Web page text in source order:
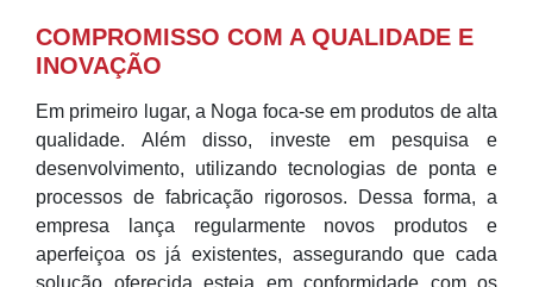
COMPROMISSO COM A QUALIDADE E
INOVAÇÃO
Em primeiro lugar, a Noga foca-se em produtos de alta
qualidade. Além disso, investe em pesquisa e
desenvolvimento, utilizando tecnologias de ponta e
processos de fabricação rigorosos. Dessa forma, a
empresa lança regularmente novos produtos e
aperfeiçoa os já existentes, assegurando que cada
solução oferecida esteja em conformidade com os